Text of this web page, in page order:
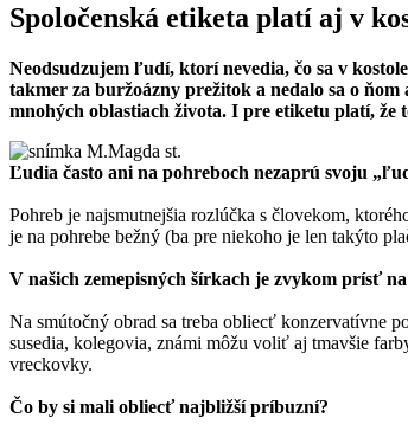
Spoločenská etiketa platí aj v
Neodsudzujem ľudí, ktorí nevedia, čo sa v
takmer za buržoázny prežitok a nedalo sa o
mnohých oblastiach života. I pre etiketu platí, že
Ľudia často ani na pohreboch nezaprú svoju
Pohreb je najsmutnejšia rozlúčka s človekom,
je na pohrebe bežný (ba pre niekoho je len takýto
V našich zemepisných šírkach je zvykom prísť
Na smútočný obrad sa treba obliecť konzervatívne
susedia, kolegovia, známi môžu voliť aj tmavšie
vreckovky.
Čo by si mali obliecť najbližší príbuzní?